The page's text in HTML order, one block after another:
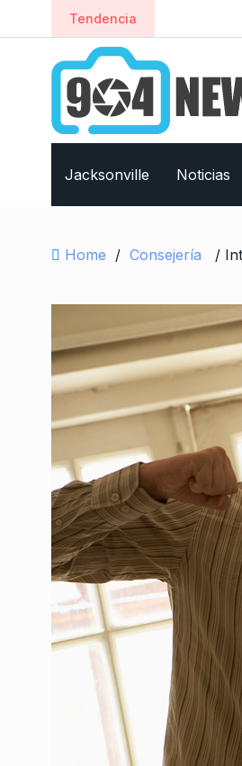
k
Tendencia
Jacksonville Noticias
Home / Consejería /